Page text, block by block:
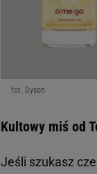
fot. Dyson
Kultowy miś od
Jeśli szukasz